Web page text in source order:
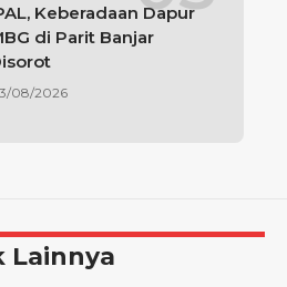
Keberadaan Dapur
di Parit Banjar
08/2026
Lainnya